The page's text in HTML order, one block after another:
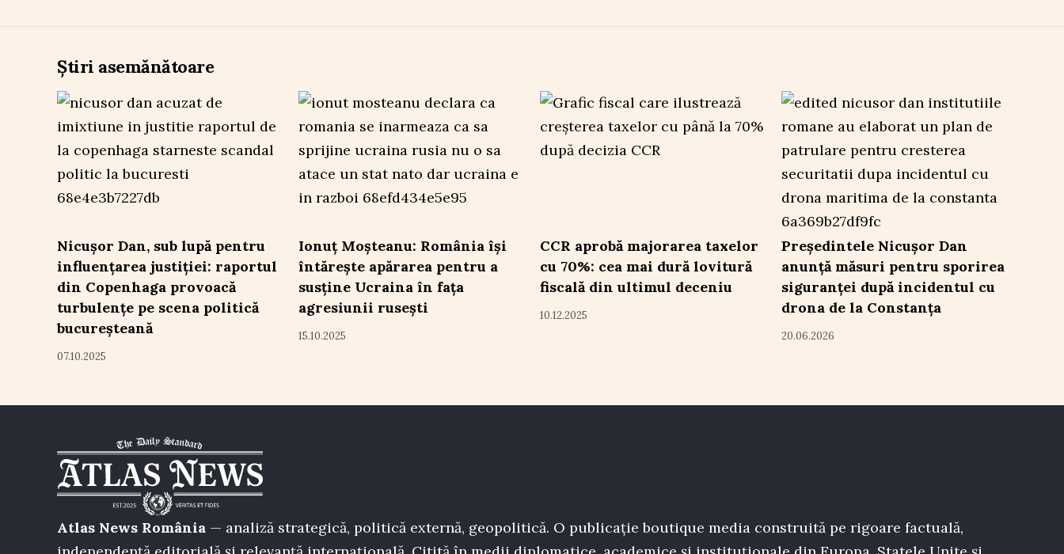
Știri asemănătoare
Nicușor Dan, sub lupă pentru
influențarea justiției: raportul
din Copenhaga provoacă
turbulențe pe scena politică
bucureșteană
07.10.2025
Ionuț Moșteanu: România își
întărește apărarea pentru a
susține Ucraina în fața
agresiunii rusești
15.10.2025
CCR aprobă majorarea taxelor
cu 70%: cea mai dură lovitură
fiscală din ultimul deceniu
10.12.2025
Președintele Nicușor Dan
anunță măsuri pentru sporirea
siguranței după incidentul cu
drona de la Constanța
20.06.2026
Atlas News România — analiză strategică, politică externă, geopolitică. O publicație boutique media construită pe rigoare factuală,